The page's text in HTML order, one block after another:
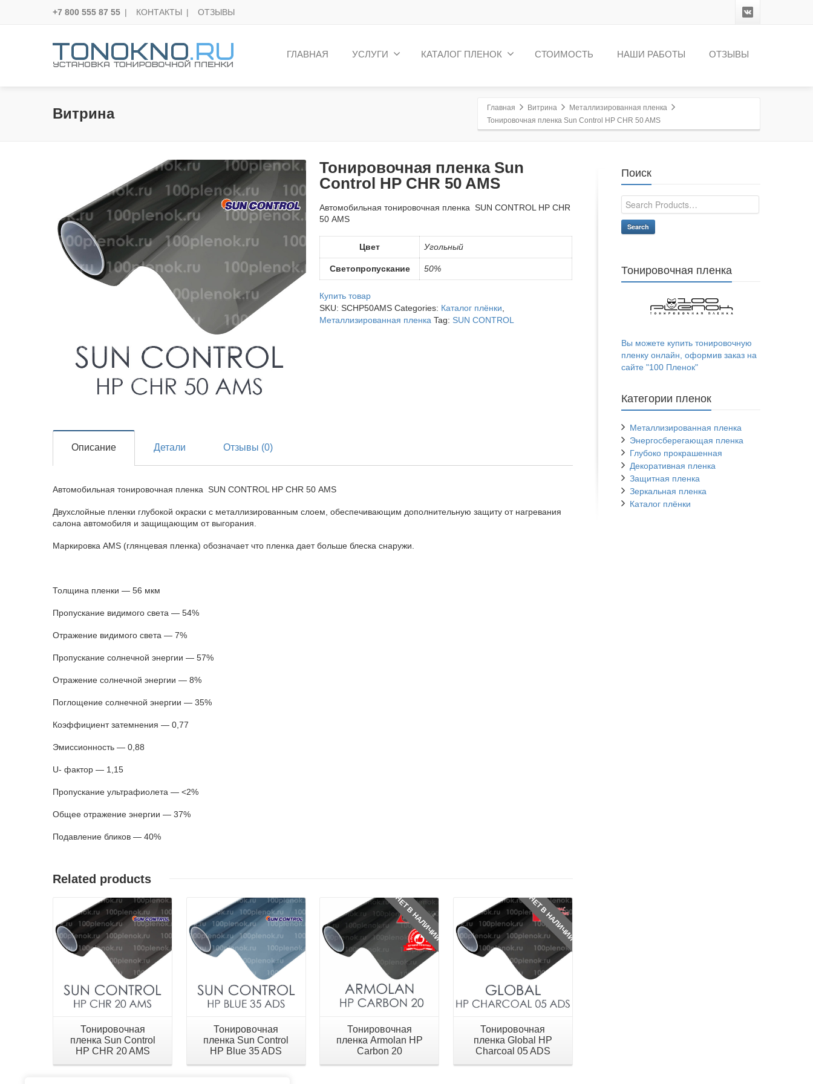
+7 800 555 87 55 | КОНТАКТЫ | ОТЗЫВЫ
ГЛАВНАЯ УСЛУГИ КАТАЛОГ ПЛЕНОК СТОИМОСТЬ НАШИ РАБОТЫ ОТЗЫВЫ
Витрина Главная Витрина
Металлизированная пленка
Тонировочная пленка Sun Control HP CHR 50 AMS
Тонировочная пленка Sun
Control HP CHR 50 AMS
Автомобильная тонировочная пленка SUN CONTROL HP CHR
50 AMS
Цвет Угольный
Светопропускание 50%
Купить товар
SKU:SCHP50AMS Categories: Каталог плёнки
Металлизированная пленка Tag: SUN CONTROL
Описание Детали Отзывы (0)
Автомобильная тонировочная пленка SUN CONTROL HP CHR 50 AMS
Двухслойные пленки глубокой окраски с металлизированным слоем, обеспечивающим дополнительную защиту от нагревания
салона автомобиля и защищающим от выгорания.
Маркировка AМS (глянцевая пленка) обозначает что пленка дает больше блеска снаружи.
Толщина пленки — 56 мкм
Пропускание видимого света — 54%
Отражение видимого света — 7%
Пропускание солнечной энергии — 57%
Отражение солнечной энергии — 8%
Поглощение солнечной энергии — 35%
Коэффициент затемнения — 0,77
Эмиссионность — 0,88
U- фактор — 1,15
Пропускание ультрафиолета — <2%
Общее отражение энергии — 37%
Подавление бликов — 40%
Related products
Детали
Тонировочная
пленка Sun Control
HP CHR 20 AMS
Тонировочная
пленка Sun Control
HP Blue 35 ADS
НЕТ В НАЛИЧИИ
Тонировочная
пленка Armolan HP
Carbon 20
НЕТ В НАЛИЧИИ
Тонировочная
пленка Global HP
Charcoal 05 ADS
Поиск
Search
Тонировочная пленка
Вы можете купить тонировочную
пленку онлайн, оформив заказ на
сайте "100 Пленок"
Категории пленок
Металлизированная пленка
Энергосберегающая пленка
Глубоко прокрашенная
Декоративная пленка
Защитная пленка
Зеркальная пленка
Каталог плёнки